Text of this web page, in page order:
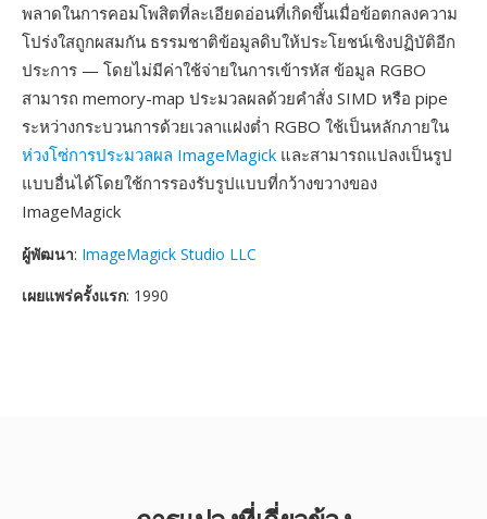
พลาดในการคอมโพสิตที่ละเอียดอ่อนที่เกิดขึ้นเมื่อข้อตกลงความ
โปร่งใสถูกผสมกัน ธรรมชาติข้อมูลดิบให้ประโยชน์เชิงปฏิบัติอีก
ประการ — โดยไม่มีค่าใช้จ่ายในการเข้ารหัส ข้อมูล RGBO
สามารถ memory-map ประมวลผลด้วยคำสั่ง SIMD หรือ pipe
ระหว่างกระบวนการด้วยเวลาแฝงต่ำ RGBO ใช้เป็นหลักภายใน
ห่วงโซ่การประมวลผล ImageMagick และสามารถแปลงเป็นรูป
แบบอื่นได้โดยใช้การรองรับรูปแบบที่กว้างขวางของ
ImageMagick
ผู้พัฒนา: ImageMagick Studio LLC
เผยแพร่ครั้งแรก: 1990